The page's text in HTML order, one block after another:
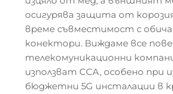
осигурява защита от
време съвместимост с
конектори. Виждаме все
телекомуникационни
използват CCA, особено при
бюджетни 5G инсталации в